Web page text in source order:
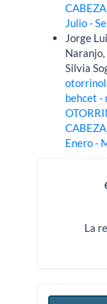
Julio -
Jorge
Silvia
behcet -
Enero -
La